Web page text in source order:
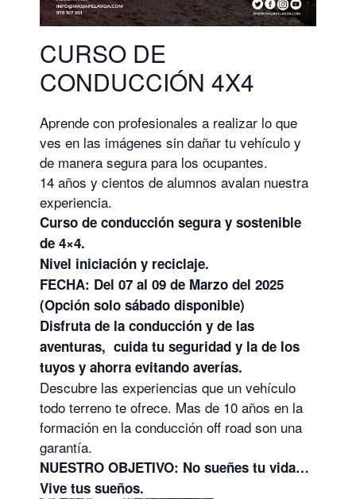
CURSO DE
CONDUCCIÓN 4X4
Aprende con profesionales a realizar lo que
ves en las imágenes sin dañar tu vehículo y
de manera segura para los ocupantes.
14 años y cientos de alumnos avalan nuestra
experiencia.
Curso de conducción segura y sostenible
de 4×4.
Nivel iniciación y reciclaje.
FECHA: Del 07 al 09 de Marzo del 2025
(Opción solo sábado disponible)
Disfruta de la conducción y de las
aventuras, cuida tu seguridad y la de los
tuyos y ahorra evitando averías.
Descubre las experiencias que un vehículo
todo terreno te ofrece. Mas de 10 años en la
formación en la conducción off road son una
garantía.
NUESTRO OBJETIVO: No sueñes tu vida…
Vive tus sueños.